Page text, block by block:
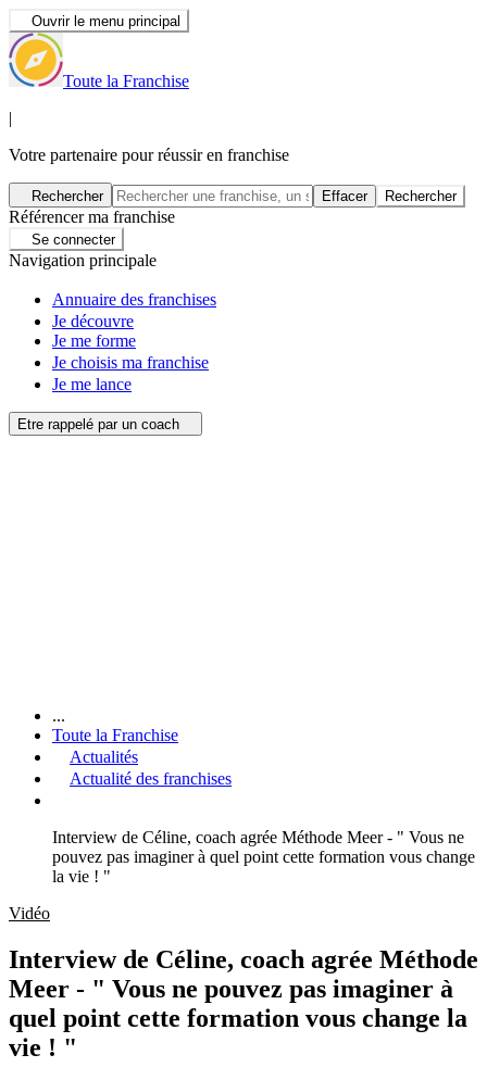
Ouvrir le menu principal
Toute la Franchise
|
Votre partenaire pour réussir en franchise
Rechercher Effacer Rechercher
Référencer ma franchise
Se connecter
Navigation principale
Annuaire des franchises
Je découvre
Je me forme
Je choisis ma franchise
Je me lance
Etre rappelé par un coach
...
Toute la Franchise
Actualités
Actualité des franchises
Interview de Céline, coach agrée Méthode Meer - " Vous ne
pouvez pas imaginer à quel point cette formation vous change
la vie ! "
Vidéo
Interview de Céline, coach agrée Méthode
Meer - " Vous ne pouvez pas imaginer à
quel point cette formation vous change la
vie ! "